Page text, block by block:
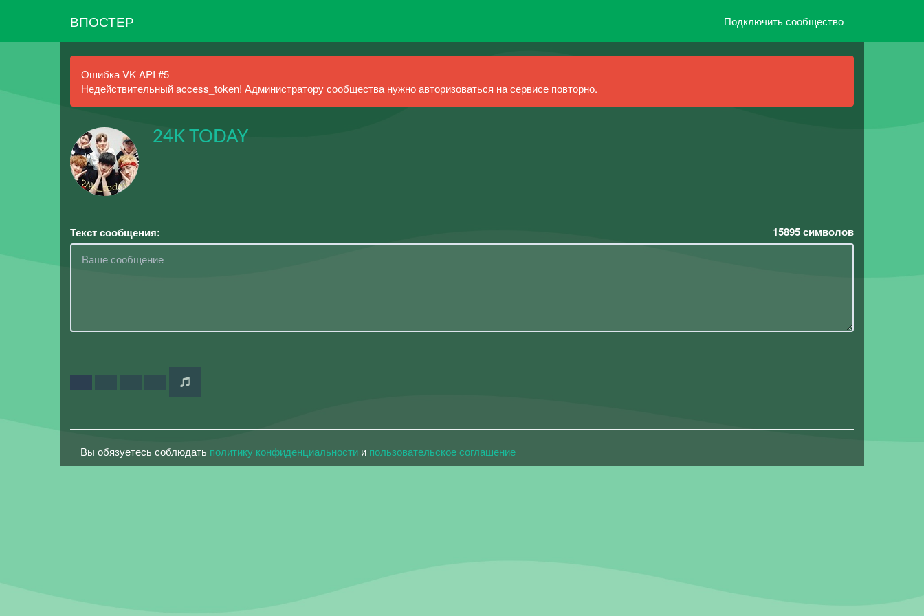
ВПОСТЕР Подключить сообщество
Ошибка VK API #5
Недействительный access_token! Администратору сообщества нужно авторизоваться на сервисе повторно.
24K TODAY
Текст сообщения: 15895символов
Вы обязуетесь соблюдать политику конфиденциальности и пользовательское соглашение